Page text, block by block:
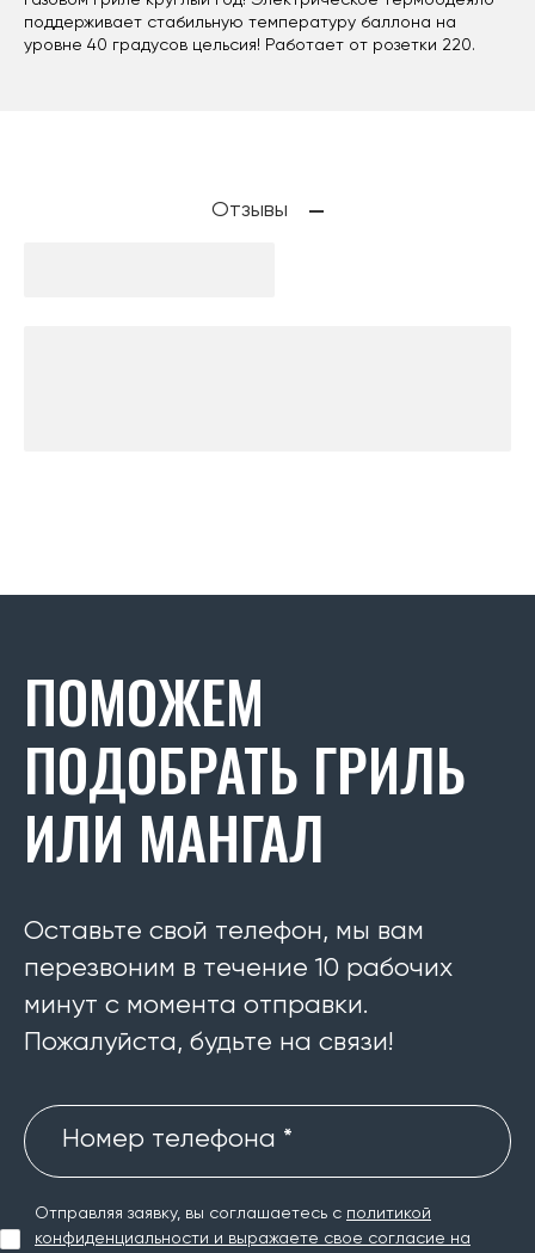
поддерживает стабильную температуру баллона на
уровне 40 градусов цельсия! Работает от розетки 220.
Отзывы
ПОМОЖЕМ
ПОДОБРАТЬ ГРИЛЬ
ИЛИ МАНГАЛ
Оставьте свой телефон, мы вам
перезвоним в течение 10 рабочих
минут с момента отправки.
Пожалуйста, будьте на связи!
Номер телефона *
Отправляя заявку, вы соглашаетесь с политикой
конфиденциальности и выражаете свое согласие на